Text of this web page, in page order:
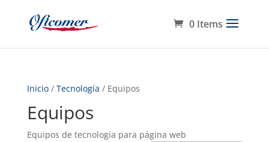
0 Items
Inicio/ Tecnología / Equipos
Equipos
Equipos de tecnología para página web